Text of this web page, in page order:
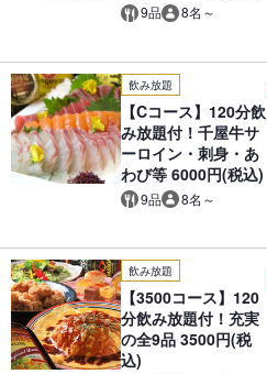
9品 8名～
飲み放題
【Cコース】120分飲
み放題付！千屋牛サ
ーロイン・刺身・あ
わび等 6000円(税込)
9品 8名～
飲み放題
【3500コース】120
分飲み放題付！充実
の全9品 3500円(税
込)